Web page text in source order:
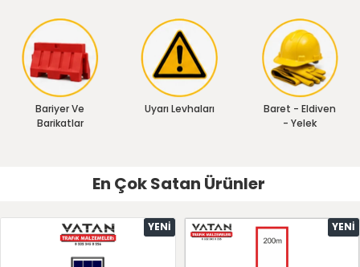
Bariyer Ve
Barikatlar
Uyarı Levhaları
Baret - Eldiven
- Yelek
En Çok Satan Ürünler
YENI YENI